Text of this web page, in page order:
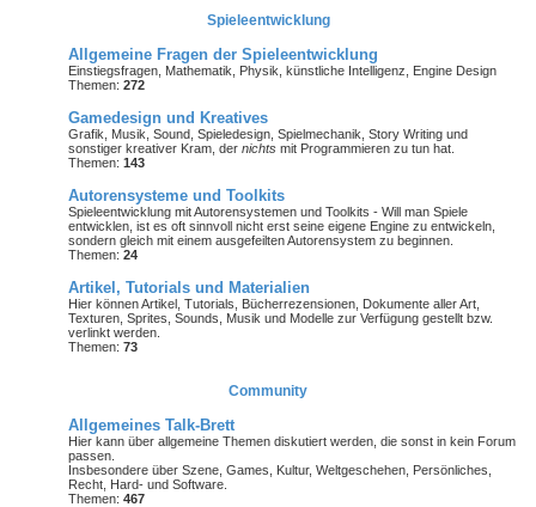
Spieleentwicklung
Allgemeine Fragen der Spieleentwicklung
Einstiegsfragen, Mathematik, Physik, künstliche Intelligenz, Engine Design
Themen: 272
Gamedesign und Kreatives
Grafik, Musik, Sound, Spieledesign, Spielmechanik, Story Writing und
sonstiger kreativer Kram, der nichts mit Programmieren zu tun hat.
Themen: 143
Autorensysteme und Toolkits
Spieleentwicklung mit Autorensystemen und Toolkits - Will man Spiele
entwicklen, ist es oft sinnvoll nicht erst seine eigene Engine zu entwickeln,
sondern gleich mit einem ausgefeilten Autorensystem zu beginnen.
Themen: 24
Artikel, Tutorials und Materialien
Hier können Artikel, Tutorials, Bücherrezensionen, Dokumente aller Art,
Texturen, Sprites, Sounds, Musik und Modelle zur Verfügung gestellt bzw.
verlinkt werden.
Themen: 73
Community
Allgemeines Talk-Brett
Hier kann über allgemeine Themen diskutiert werden, die sonst in kein Forum
passen.
Insbesondere über Szene, Games, Kultur, Weltgeschehen, Persönliches,
Recht, Hard- und Software.
Themen: 467